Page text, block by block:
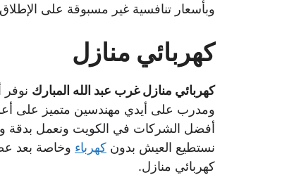
وبأسعار تنافسية غير مسبوقة على
كهربائي منازل
كهربائي منازل غرب عبد الله المبارك
ومدرب على أيدي مهندسين متميز على
أفضل الشركات في الكويت ونعمل بدقة
نستطيع العيش بدون كهرباء وخاصة بعد
كهربائي منازل.